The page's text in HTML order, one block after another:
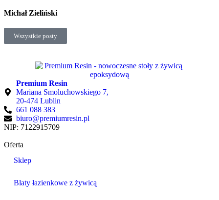
Michał Zieliński
Wszystkie posty
Premium Resin
Mariana Smoluchowskiego 7,
20-474 Lublin
661 088 383
biuro@premiumresin.pl
NIP: 7122915709
Oferta
Sklep
Blaty łazienkowe z żywicą